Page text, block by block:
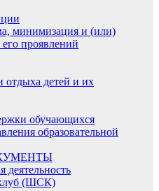
минимизация и (или)
проявлений
отдыха детей и их
обучающихся
образовательной
деятельность
(ШСК)